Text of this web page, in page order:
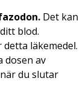
Det kan
blod.
läkemedel.
dosen av
du slutar